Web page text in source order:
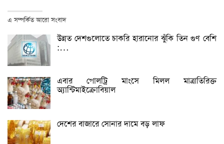
এ সম্পর্কিত আরো সংবাদ
উন্নত দেশগুলোতে চাকরি হারানোর ঝুঁকি তিন গুণ বেশি
:…
এবার পোলট্রি মাংসে মিলল মাত্রাতিরিক্ত
অ্যান্টিমাইক্রোবিয়াল
দেশের বাজারে সোনার দামে বড় লাফ